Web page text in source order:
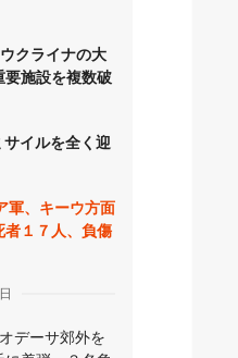
クライナの大
要施設を複数破
イルを全く迎
軍、キーウ方面
１７人、負傷
デーサ郊外を